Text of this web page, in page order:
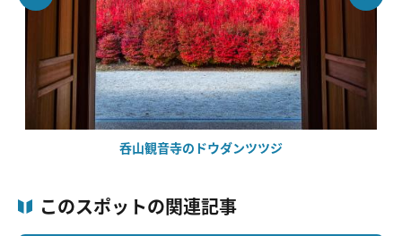
呑山観音寺のドウダンツツジ
このスポットの関連記事